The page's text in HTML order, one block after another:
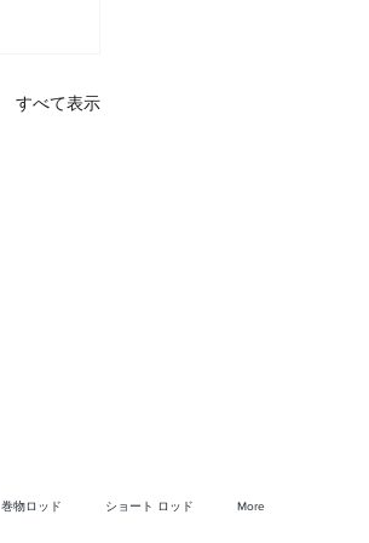
すべて表示
巻物ロッド ショート ロッド More